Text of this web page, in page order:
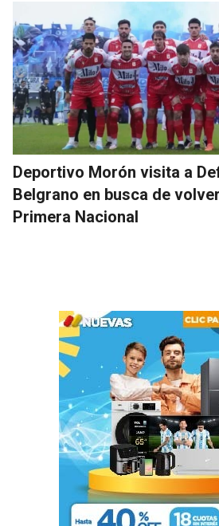
Deportivo Morón visita a
Belgrano en busca de
Primera Nacional